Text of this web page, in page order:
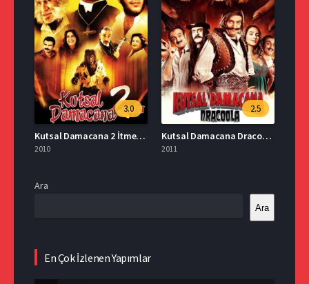
3.0
Kutsal Damacana 2 İtmen Full İzle
2010
2.5
Kutsal Damacana Dracoola İzle
2011
Ara
Ara
En Çok İzlenen Yapımlar